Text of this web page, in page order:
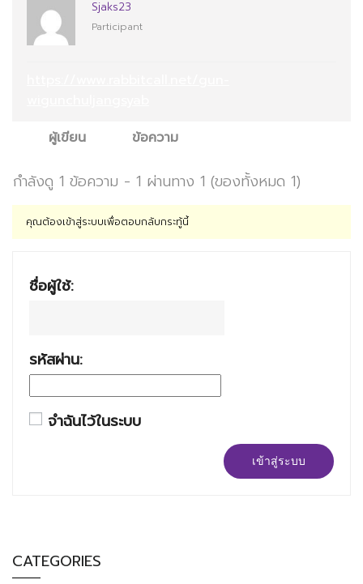
Sjaks23
Participant
ผู้เขียน
ข้อความ
กำลังดู 1 ข้อความ - 1 ผ่านทาง 1 (ของทั้งหมด 1)
คุณต้องเข้าสู่ระบบเพื่อตอบกลับกระทู้นี้
ชื่อผู้ใช้:
รหัสผ่าน:
จำฉันไว้ในระบบ
เข้าสู่ระบบ
CATEGORIES